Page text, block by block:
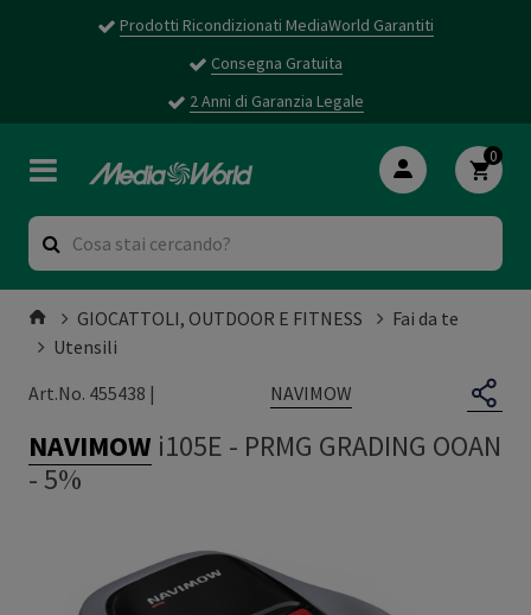
Prodotti Ricondizionati MediaWorld Garantiti
Consegna Gratuita
2 Anni di Garanzia Legale
0
GIOCATTOLI, OUTDOOR E FITNESS
Fai da te
Utensili
Art.No. 455438 |
NAVIMOW
NAVIMOW i105E - PRMG GRADING OOAN
- 5%